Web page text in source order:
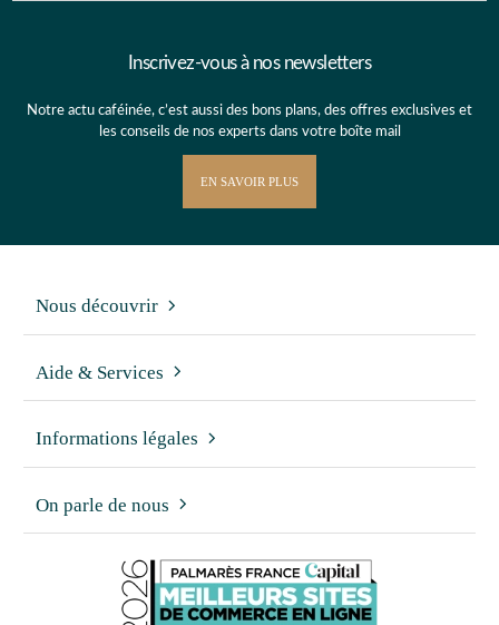
Inscrivez-vous à nos newsletters
Notre actu caféinée, c’est aussi des bons plans, des offres exclusives et
les conseils de nos experts dans votre boîte mail
EN SAVOIR PLUS
Nous découvrir
Aide & Services
Informations légales
On parle de nous